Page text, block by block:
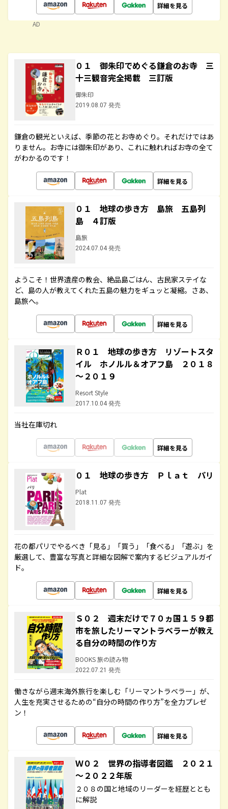
詳細を見る
AD
０１ 御朱印でめぐる鎌倉のお寺 三
十三観音完全掲載 三訂版
御朱印
2019.08.07 発売
鎌倉の観光といえば、季節の花とお寺めぐり。それだけではあ
りません。お寺には御朱印があり、これに触れればお寺の全て
がわかるのです！
詳細を見る
０１ 地球の歩き方 島旅 五島列
島 ４訂版
島旅
2024.07.04 発売
ようこそ！世界遺産の教会、絶品島ごはん、古民家ステイな
ど、島の人が教えてくれた五島の魅力をギュッと凝縮。さあ、
島旅へ。
詳細を見る
Ｒ０１ 地球の歩き方 リゾートスタ
イル ホノルル＆オアフ島 ２０１８
～２０１９
Resort Style
2017.10.04 発売
当社在庫切れ
詳細を見る
０１ 地球の歩き方 Ｐｌａｔ パリ
Plat
2018.11.07 発売
花の都パリでやるべき「見る」「買う」「食べる」「遊ぶ」を
厳選して、豊富な写真と詳細な図解で案内するビジュアルガイ
ド。
詳細を見る
Ｓ０２ 週末だけで７０ヵ国１５９都
市を旅したリーマントラベラーが教え
る自分の時間の作り方
BOOKS 旅の読み物
2022.07.21 発売
働きながら週末海外旅行を楽しむ「リーマントラベラー」が、
人生を充実させるための“自分の時間の作り方”を全力プレゼ
ン！
詳細を見る
Ｗ０２ 世界の指導者図鑑 ２０２１
～２０２２年版
２０８の国と地域のリーダーを経歴ととも
に解説